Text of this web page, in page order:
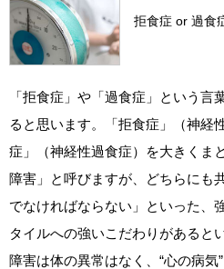
拒食症 or 過食
「拒食症」や「過食症」という言
ると思います。「拒食症」（神経
症」（神経性過食症）を大きくま
障害」と呼びますが、どちらにも
でなければならない」といった、
タイルへの強いこだわりがあると
障害は体の異常はなく、“心の病気